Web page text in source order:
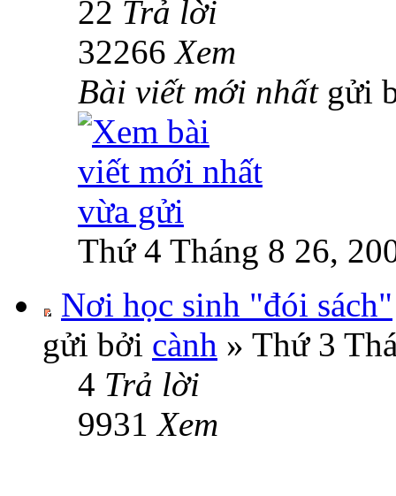
22 Trả lời
32266Xem
Bài viết mới nhất gửi
Thứ 4 Tháng 8 26,
Nơi học sinh "đói sách"
gửi bởi cành » Thứ 3
4 Trả lời
9931Xem